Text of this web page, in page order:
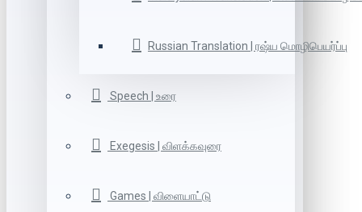
Russian Translation | ரஷ்ய மொழிபெயர்ப்பு
Speech | உரை
Exegesis | விளக்கவுரை
Games | விளையாட்டு